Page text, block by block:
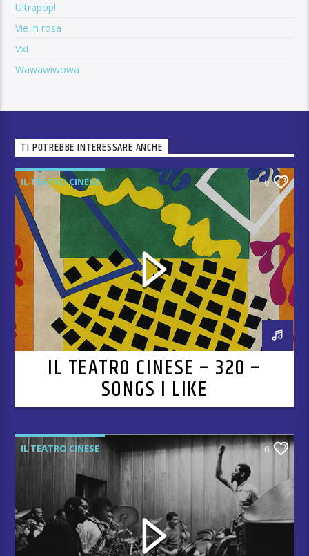
Ultrapop!
Vie in rosa
VxL
Wawawiwowa
TI POTREBBE INTERESSARE ANCHE
IL TEATRO CINESE 0
IL TEATRO CINESE – 320 –
SONGS I LIKE
IL TEATRO CINESE 0